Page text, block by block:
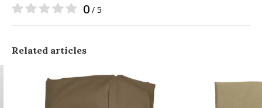
0 / 5
Related articles